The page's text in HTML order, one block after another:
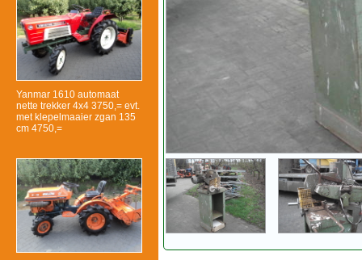
Yanmar 1610 automaat
nette trekker 4x4 3750,= evt.
met klepelmaaier zgan 135
cm 4750,=